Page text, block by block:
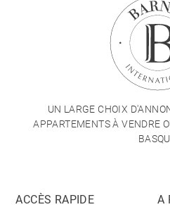
UN LARGE CHOIX
APPARTEMENTS À VENDRE
ACCÈS RAPIDE
A